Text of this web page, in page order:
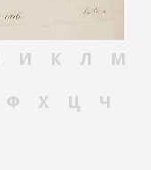
И К Л
М
Ф Х Ц
Ч